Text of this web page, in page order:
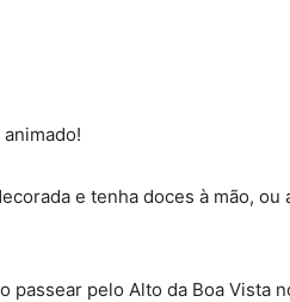
e tenha doces à mão,
pelo Alto da Boa Vista